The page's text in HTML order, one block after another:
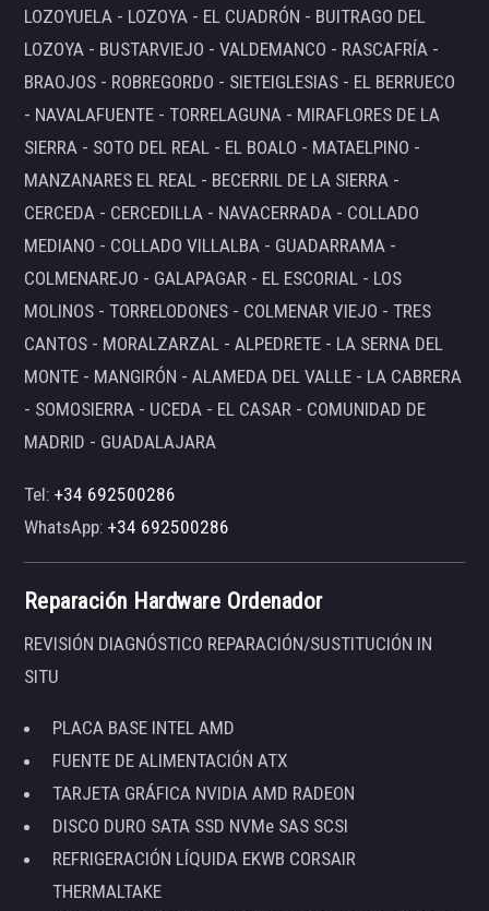
LOZOYUELA - LOZOYA - EL CUADRÓN - BUITRAGO DEL
LOZOYA - BUSTARVIEJO - VALDEMANCO - RASCAFRÍA -
BRAOJOS - ROBREGORDO - SIETEIGLESIAS - EL BERRUECO
- NAVALAFUENTE - TORRELAGUNA - MIRAFLORES DE LA
SIERRA - SOTO DEL REAL - EL BOALO - MATAELPINO -
MANZANARES EL REAL - BECERRIL DE LA SIERRA -
CERCEDA - CERCEDILLA - NAVACERRADA - COLLADO
MEDIANO - COLLADO VILLALBA - GUADARRAMA -
COLMENAREJO - GALAPAGAR - EL ESCORIAL - LOS
MOLINOS - TORRELODONES - COLMENAR VIEJO - TRES
CANTOS - MORALZARZAL - ALPEDRETE - LA SERNA DEL
MONTE - MANGIRÓN - ALAMEDA DEL VALLE - LA CABRERA
- SOMOSIERRA - UCEDA - EL CASAR - COMUNIDAD DE
MADRID - GUADALAJARA
Tel:+34 692500286
WhatsApp:+34 692500286
Reparación Hardware Ordenador
REVISIÓN DIAGNÓSTICO REPARACIÓN/SUSTITUCIÓN IN
SITU
PLACA BASE INTEL AMD
FUENTE DE ALIMENTACIÓN ATX
TARJETA GRÁFICA NVIDIA AMD RADEON
DISCO DURO SATA SSD NVMe SAS SCSI
REFRIGERACIÓN LÍQUIDA EKWB CORSAIR
THERMALTAKE